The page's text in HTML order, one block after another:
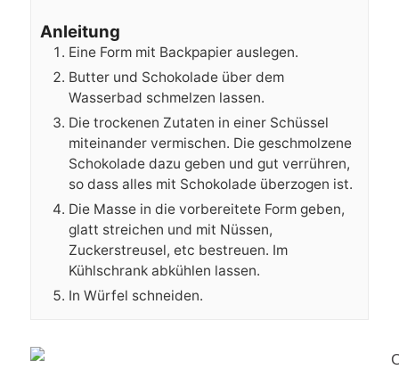
Anleitung
Eine Form mit Backpapier auslegen.
Butter und Schokolade über dem
Wasserbad schmelzen lassen.
Die trockenen Zutaten in einer Schüssel
miteinander vermischen. Die geschmolzene
Schokolade dazu geben und gut verrühren,
so dass alles mit Schokolade überzogen ist.
Die Masse in die vorbereitete Form geben,
glatt streichen und mit Nüssen,
Zuckerstreusel, etc bestreuen. Im
Kühlschrank abkühlen lassen.
In Würfel schneiden.